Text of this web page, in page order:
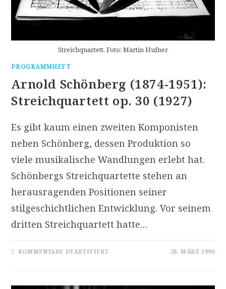
Streichquartett. Foto: Martin Hufner
PROGRAMMHEFT
Arnold Schönberg (1874-1951):
Streichquartett op. 30 (1927)
Es gibt kaum einen zweiten Komponisten
neben Schönberg, dessen Produktion so
viele musikalische Wandlungen erlebt hat.
Schönbergs Streichquartette stehen an
herausragenden Positionen seiner
stilgeschichtlichen Entwicklung. Vor seinem
dritten Streichquartett hatte…
KOMMENTARE DEAKTIVIERTFÜR
STREICHQUARTETT
28. MÄRZ 1996